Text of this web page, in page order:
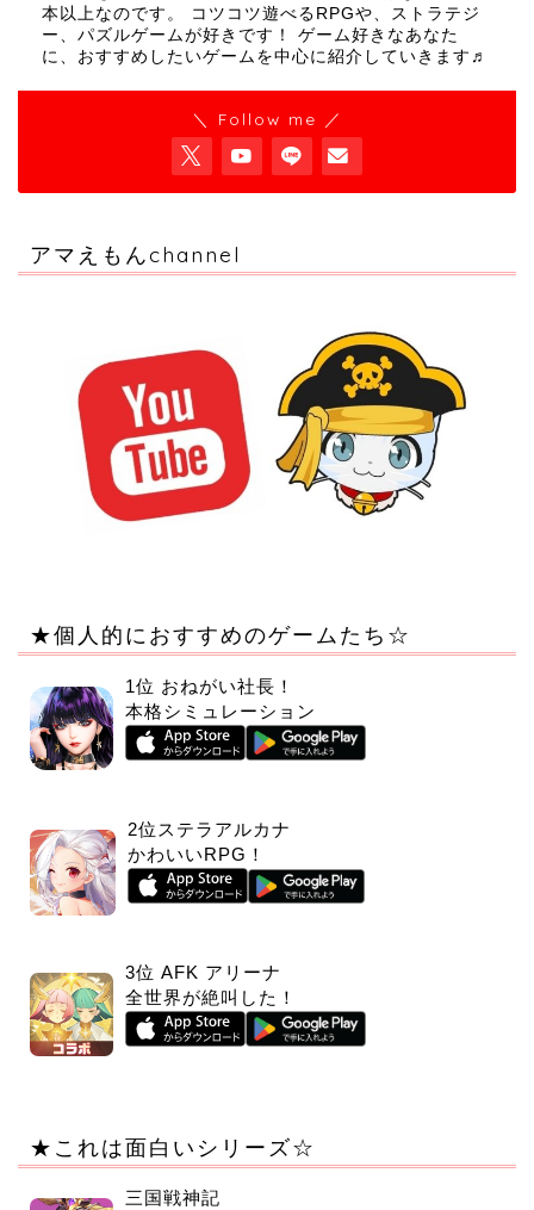
本以上なのです。 コツコツ遊べるRPGや、ストラテジ
ー、パズルゲームが好きです！ ゲーム好きなあなた
に、おすすめしたいゲームを中心に紹介していきます♬
＼ Follow me ／
アマえもんchannel
★個人的におすすめのゲームたち☆
1位 おねがい社長！
本格シミュレーション
2位ステラアルカナ
かわいいRPG！
3位 AFK アリーナ
全世界が絶叫した！
★これは面白いシリーズ☆
三国戦神記